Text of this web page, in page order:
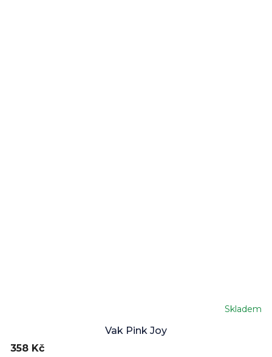
Vak Pink Joy
Skladem
358 Kč